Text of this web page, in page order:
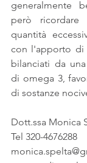
generalmente
però ricordare
quantità
con l'apporto di
bilanciati da
di omega 3,
di sostanze
Dott.ssa Monica
Tel 320-4676288